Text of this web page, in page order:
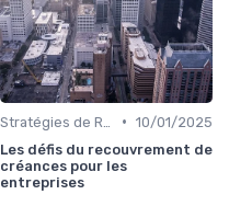
• 10/01/2025
Les défis du recouvrement de
créances pour les
entreprises